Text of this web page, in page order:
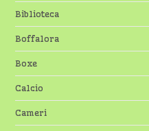
Biblioteca
Boffalora
Boxe
Calcio
Cameri